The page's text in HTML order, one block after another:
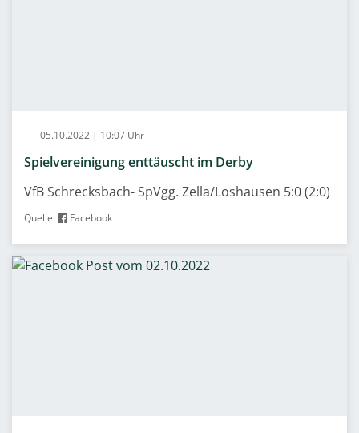
05.10.2022 | 10:07 Uhr
Spielvereinigung enttäuscht im Derby
VfB Schrecksbach- SpVgg. Zella/Loshausen 5:0 (2:0)
Quelle: Facebook